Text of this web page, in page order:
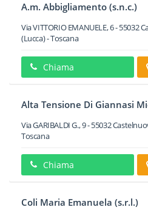
A.m. Abbigliamento (s.n.c.)
Via VITTORIO EMANUELE, 6-55032
(Lucca) -Toscana
Chiama
Alta Tensione Di Giannasi
Via GARIBALDI G., 9-55032
Toscana
Chiama
Coli Maria Emanuela (s.r.l.)